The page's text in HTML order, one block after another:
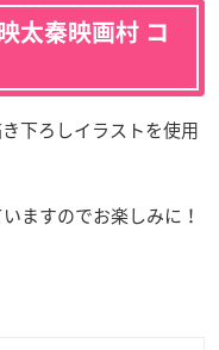
太秦映画村 コ
下ろしイラストを使用
ますのでお楽しみに！